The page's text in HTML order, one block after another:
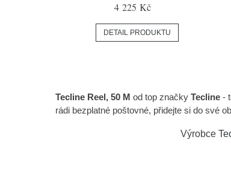
4 225 Kč
DETAIL PRODUKTU
Tecline Reel, 50 M od top značky Tecline -
rádi bezplatné poštovné, přidejte si do své
Výrobce